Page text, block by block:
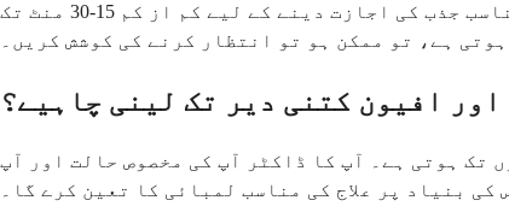
مناسب جذب کی اجازت دینے کے لیے کم از کم 15-30 منٹ تک suppository کو برقرار رکھنے کی کوشش کریں۔ اگر آپ کو داخل کرنے کے فوراً بعد آنتوں کی حرکت کرنے کی خواہش
ہے، تو ممکن ہو تو انتظار کرنے کی کوشش کریں۔
اور افیون کتنی دیر تک لینی چاہیے؟
تک ہوتی ہے۔ آپ کا ڈاکٹر آپ کی مخصوص حالت اور آپ
بنیاد پر علاج کی مناسب لمبائی کا تعین کرے گا۔